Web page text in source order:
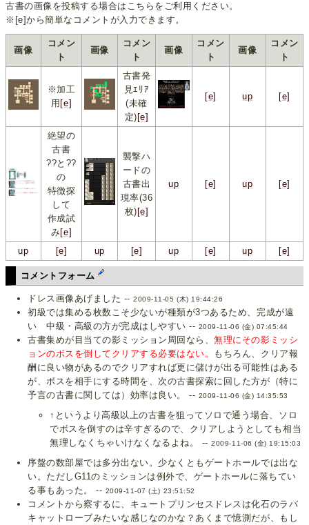
古書の画像を投稿する場合はこちらをご利用ください。
※[e]から簡単なコメントが入力できます。
画像
コメン
ト
画像
コメン
ト
画像
コメン
ト
画像
コメン
ト
※加工
用[e]
古書発
見ｴﾘｱ
(未確
定)[e]
[e] up [e]
絶望の
古書
??と??
の
特徴探
して
作成試
み[e]
襲撃ハ
ードの
古書出
現率(36
枚)[e]
up [e] up [e]
up [e] up [e] up [e] up [e]
コメントフォーム
ドレス画像あげました --2009-11-05 (木) 19:44:26
初級では集める枚数こそ少ないが種類が3つあるため、完成が遠
い 中級・高級の方が完成はしやすい -- 2009-11-06 (金) 07:45:44
古書集めが目当ての影ミッション周回なら、無理にその影ミッシ
ョンのボスを倒してクリアする必要はない。
もちろん、クリア報
酬に良い物があるのでクリアすれば更に儲けが出る可能性はある
が、ボスを相手にする時間を、次の古書探索に回した方が（特に
予言の古書に関しては）効率は良い。 -- 2009-11-06 (金) 14:35:53
↑というより高級以上の古書を狙ってソロで通う場合、ソロ
でボスを倒すのは辛すぎるので、クリアしようとしても相当
無理しなくちゃいけなくなるよね。 --2009-11-06 (金) 19:15:03
序盤の数部屋では多分出ない。少なくともゲートホールでは出な
い。ただしG11のミッションは例外で、ゲートホールに落ちてい
る事もあった。 -- 2009-11-07 (土) 23:51:52
コメントから察するに、キュートプリンセスドレスは化石のラバ
キャットローブみたいな感じなのかな？あくまで憶測だが、もし